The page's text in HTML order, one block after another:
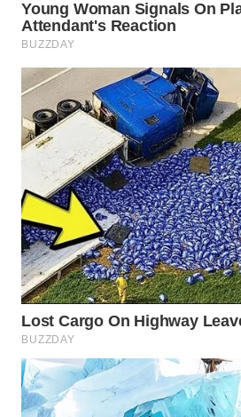
WN
MAJALENGKA
WN
SUBANG
WN
SUKABUMI
PURWAKARTA
WN
PRIANGAN
TIMUR
WN
SEMARANG